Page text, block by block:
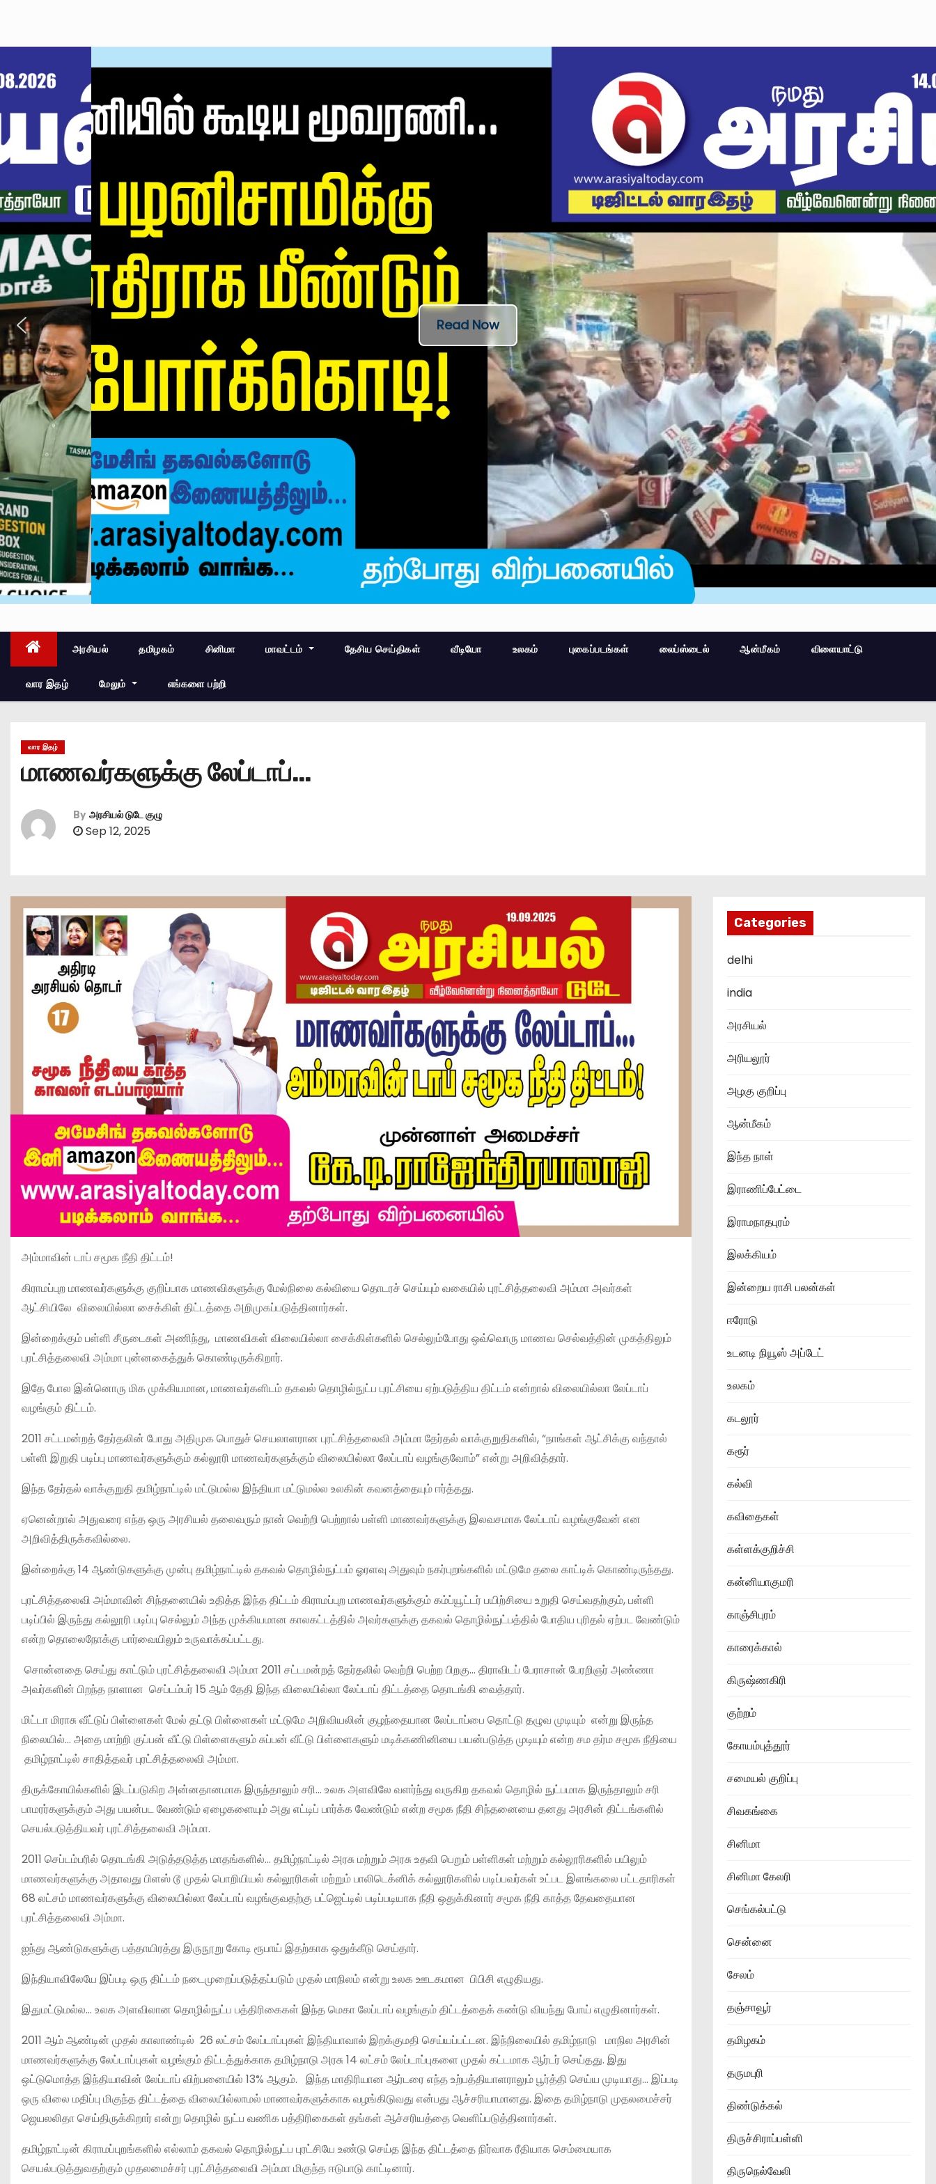
Read Now
அரசியல் தமிழகம் சினிமா மாவட்டம் தேசிய செய்திகள் வீடியோ உலகம் புகைப்படங்கள் லைப்ஸ்டைல் ஆன்மீகம் விளையாட்டு
வார இதழ் மேலும் எங்களை பற்றி
வார இதழ்
மாணவர்களுக்கு லேப்டாப்…
By அரசியல் டுடே குழு
Sep 12, 2025
அம்மாவின் டாப் சமூக நீதி திட்டம்!
கிராமப்புற மாணவர்களுக்கு குறிப்பாக மாணவிகளுக்கு மேல்நிலை கல்வியை தொடரச் செய்யும் வகையில் புரட்சித்தலைவி அம்மா அவர்கள்
ஆட்சியிலே விலையில்லா சைக்கிள் திட்டத்தை அறிமுகப்படுத்தினார்கள்.
இன்றைக்கும் பள்ளி சீருடைகள் அணிந்து, மாணவிகள் விலையில்லா சைக்கிள்களில் செல்லும்போது ஒவ்வொரு மாணவ செல்வத்தின் முகத்திலும்
புரட்சித்தலைவி அம்மா புன்னகைத்துக் கொண்டிருக்கிறார்.
இதே போல இன்னொரு மிக முக்கியமான, மாணவர்களிடம் தகவல் தொழில்நுட்ப புரட்சியை ஏற்படுத்திய திட்டம் என்றால் விலையில்லா லேப்டாப்
வழங்கும் திட்டம்.
2011 சட்டமன்றத் தேர்தலின் போது அதிமுக பொதுச் செயலாளரான புரட்சித்தலைவி அம்மா தேர்தல் வாக்குறுதிகளில், “நாங்கள் ஆட்சிக்கு வந்தால்
பள்ளி இறுதி படிப்பு மாணவர்களுக்கும் கல்லூரி மாணவர்களுக்கும் விலையில்லா லேப்டாப் வழங்குவோம்” என்று அறிவித்தார்.
இந்த தேர்தல் வாக்குறுதி தமிழ்நாட்டில் மட்டுமல்ல இந்தியா மட்டுமல்ல உலகின் கவனத்தையும் ஈர்த்தது.
ஏனென்றால் அதுவரை எந்த ஒரு அரசியல் தலைவரும் நான் வெற்றி பெற்றால் பள்ளி மாணவர்களுக்கு இலவசமாக லேப்டாப் வழங்குவேன் என
அறிவித்திருக்கவில்லை.
இன்றைக்கு 14 ஆண்டுகளுக்கு முன்பு தமிழ்நாட்டில் தகவல் தொழில்நுட்பம் ஓரளவு அதுவும் நகர்புறங்களில் மட்டுமே தலை காட்டிக் கொண்டிருந்தது.
புரட்சித்தலைவி அம்மாவின் சிந்தனையில் உதித்த இந்த திட்டம் கிராமப்புற மாணவர்களுக்கும் கம்ப்யூட்டர் பயிற்சியை உறுதி செய்வதற்கும், பள்ளி
படிப்பில் இருந்து கல்லூரி படிப்பு செல்லும் அந்த முக்கியமான காலகட்டத்தில் அவர்களுக்கு தகவல் தொழில்நுட்பத்தில் போதிய புரிதல் ஏற்பட வேண்டும்
என்ற தொலைநோக்கு பார்வையிலும் உருவாக்கப்பட்டது.
சொன்னதை செய்து காட்டும் புரட்சித்தலைவி அம்மா 2011 சட்டமன்றத் தேர்தலில் வெற்றி பெற்ற பிறகு… திராவிடப் பேராசான் பேரறிஞர் அண்ணா
அவர்களின் பிறந்த நாளான செப்டம்பர் 15 ஆம் தேதி இந்த விலையில்லா லேப்டாப் திட்டத்தை தொடங்கி வைத்தார்.
மிட்டா மிராசு வீட்டுப் பிள்ளைகள் மேல் தட்டு பிள்ளைகள் மட்டுமே அறிவியலின் குழந்தையான லேப்டாப்பை தொட்டு தழுவ முடியும் என்று இருந்த
நிலையில்… அதை மாற்றி குப்பன் வீட்டு பிள்ளைகளும் சுப்பன் வீட்டு பிள்ளைகளும் மடிக்கணினியை பயன்படுத்த முடியும் என்ற சம தர்ம சமூக நீதியை
தமிழ்நாட்டில் சாதித்தவர் புரட்சித்தலைவி அம்மா.
திருக்கோயில்களில் இடப்படுகிற அன்னதானமாக இருந்தாலும் சரி… உலக அளவிலே வளர்ந்து வருகிற தகவல் தொழில் நுட்பமாக இருந்தாலும் சரி
பாமரர்களுக்கும் அது பயன்பட வேண்டும் ஏழைகளையும் அது எட்டிப் பார்க்க வேண்டும் என்ற சமூக நீதி சிந்தனையை தனது அரசின் திட்டங்களில்
செயல்படுத்தியவர் புரட்சித்தலைவி அம்மா.
2011 செப்டம்பரில் தொடங்கி அடுத்தடுத்த மாதங்களில்… தமிழ்நாட்டில் அரசு மற்றும் அரசு உதவி பெறும் பள்ளிகள் மற்றும் கல்லூரிகளில் பயிலும்
மாணவர்களுக்கு அதாவது பிளஸ் டூ முதல் பொறியியல் கல்லூரிகள் மற்றும் பாலிடெக்னிக் கல்லூரிகளில் படிப்பவர்கள் உட்பட இளங்கலை பட்டதாரிகள்
68 லட்சம் மாணவர்களுக்கு விலையில்லா லேப்டாப் வழங்குவதற்கு பட்ஜெட்டில் படிப்படியாக நீதி ஒதுக்கினார் சமூக நீதி காத்த தேவதையான
புரட்சித்தலைவி அம்மா.
ஐந்து ஆண்டுகளுக்கு பத்தாயிரத்து இருநூறு கோடி ரூபாய் இதற்காக ஒதுக்கீடு செய்தார்.
இந்தியாவிலேயே இப்படி ஒரு திட்டம் நடைமுறைப்படுத்தப்படும் முதல் மாநிலம் என்று உலக ஊடகமான பிபிசி எழுதியது.
இதுமட்டுமல்ல… உலக அளவிலான தொழில்நுட்ப பத்திரிகைகள் இந்த மெகா லேப்டாப் வழங்கும் திட்டத்தைக் கண்டு வியந்து போய் எழுதினார்கள்.
2011 ஆம் ஆண்டின் முதல் காலாண்டில் 26 லட்சம் லேப்டாப்புகள் இந்தியாவால் இறக்குமதி செய்யப்பட்டன. இந்நிலையில் தமிழ்நாடு மாநில அரசின்
மாணவர்களுக்கு லேப்டாப்புகள் வழங்கும் திட்டத்துக்காக தமிழ்நாடு அரசு 14 லட்சம் லேப்டாப்புகளை முதல் கட்டமாக ஆர்டர் செய்தது. இது
ஒட்டுமொத்த இந்தியாவின் லேப்டாப் விற்பனையில் 13% ஆகும். இந்த மாதிரியான ஆர்டரை எந்த உற்பத்தியாளராலும் பூர்த்தி செய்ய முடியாது… இப்படி
ஒரு விலை மதிப்பு மிகுந்த திட்டத்தை விலையில்லாமல் மாணவர்களுக்காக வழங்கிடுவது என்பது ஆச்சரியாமானது. இதை தமிழ்நாடு முதலமைச்சர்
ஜெயலலிதா செய்திருக்கிறார் என்று தொழில் நுட்ப வணிக பத்திரிகைகள் தங்கள் ஆச்சரியத்தை வெளிப்படுத்தினார்கள்.
தமிழ்நாட்டின் கிராமப்புறங்களில் எல்லாம் தகவல் தொழில்நுட்ப புரட்சியே உண்டு செய்த இந்த திட்டத்தை நிர்வாக ரீதியாக செம்மையாக
செயல்படுத்துவதற்கும் முதலமைச்சர் புரட்சித்தலைவி அம்மா மிகுந்த ஈடுபாடு காட்டினார்.
Categories
delhi
india
அரசியல்
அரியலூர்
அழகு குறிப்பு
ஆன்மீகம்
இந்த நாள்
இராணிப்பேட்டை
இராமநாதபுரம்
இலக்கியம்
இன்றைய ராசி பலன்கள்
ஈரோடு
உடனடி நியூஸ் அப்டேட்
உலகம்
கடலூர்
கரூர்
கல்வி
கவிதைகள்
கள்ளக்குறிச்சி
கன்னியாகுமரி
காஞ்சிபுரம்
காரைக்கால்
கிருஷ்ணகிரி
குற்றம்
கோயம்புத்தூர்
சமையல் குறிப்பு
சிவகங்கை
சினிமா
சினிமா கேலரி
செங்கல்பட்டு
சென்னை
சேலம்
தஞ்சாவூர்
தமிழகம்
தருமபுரி
திண்டுக்கல்
திருச்சிராப்பள்ளி
திருநெல்வேலி